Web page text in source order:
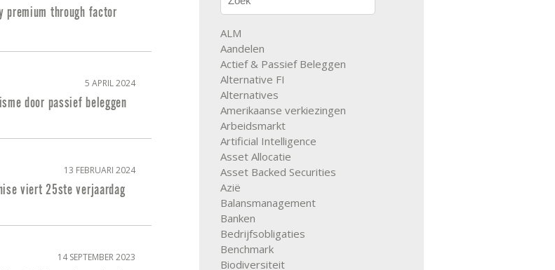
premium through factor
5 APRIL 2024
door passief beleggen
13 FEBRUARI 2024
viert 25ste verjaardag
14 SEPTEMBER 2023
ALM
Aandelen
Actief & Passief Beleggen
Alternative FI
Alternatives
Amerikaanse verkiezingen
Arbeidsmarkt
Artificial Intelligence
Asset Allocatie
Asset Backed Securities
Azië
Balansmanagement
Banken
Bedrijfsobligaties
Benchmark
Biodiversiteit